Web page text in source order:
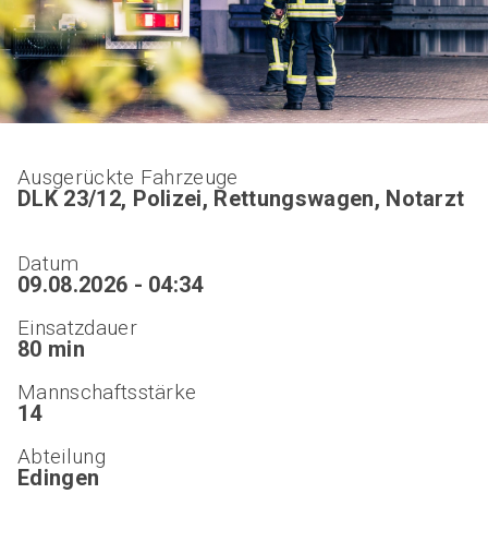
Ausgerückte Fahrzeuge
DLK 23/12, Polizei, Rettungswagen, Notarzt
Datum
09.08.2026 - 04:34
Einsatzdauer
80 min
Mannschaftsstärke
14
Abteilung
Edingen